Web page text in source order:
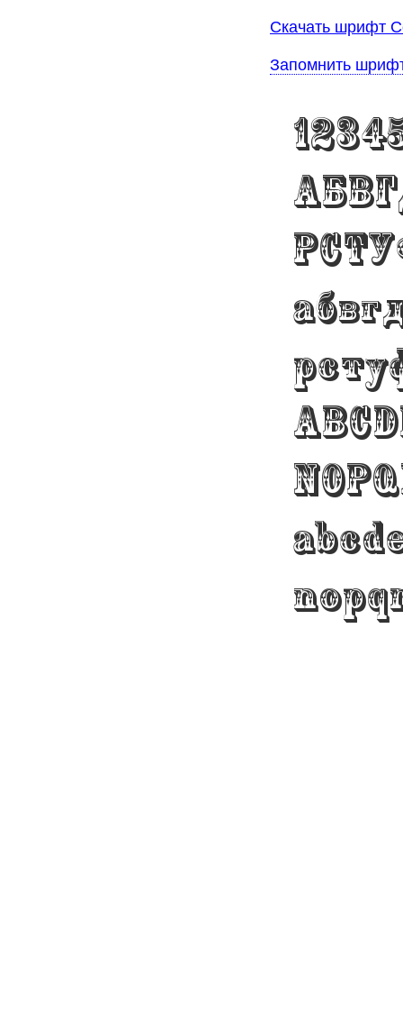
Скачать шрифт
Запомнить